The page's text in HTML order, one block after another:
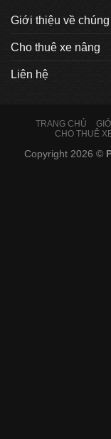
Giới thiệu về chúng
Cho thuê xe nâng
Liên hệ
TRANG CHỦ
CHO THUÊ
Copyright 2026 ©